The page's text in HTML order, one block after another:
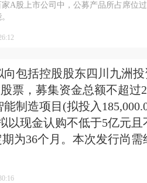
A股上市公司中，公募产品所占席位
包括控股股东四川九洲
票，募集资金总额不超过
制造项目(拟投入
以现金认购不低于5亿元
为36个月。本次发行尚